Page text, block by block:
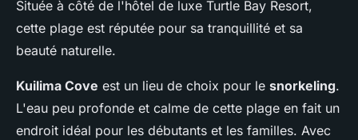
Située à côté de l'hôtel de luxe Turtle Bay Resort,
cette plage est réputée pour sa tranquillité et sa
beauté naturelle.
Kuilima Cove est un lieu de choix pour le snorkeling.
L'eau peu profonde et calme de cette plage en fait un
endroit idéal pour les débutants et les familles. Avec